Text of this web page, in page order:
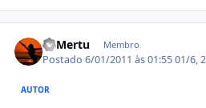
LuMertu Membro
Postado6/01/2011 às 01:5501/6,
AUTOR